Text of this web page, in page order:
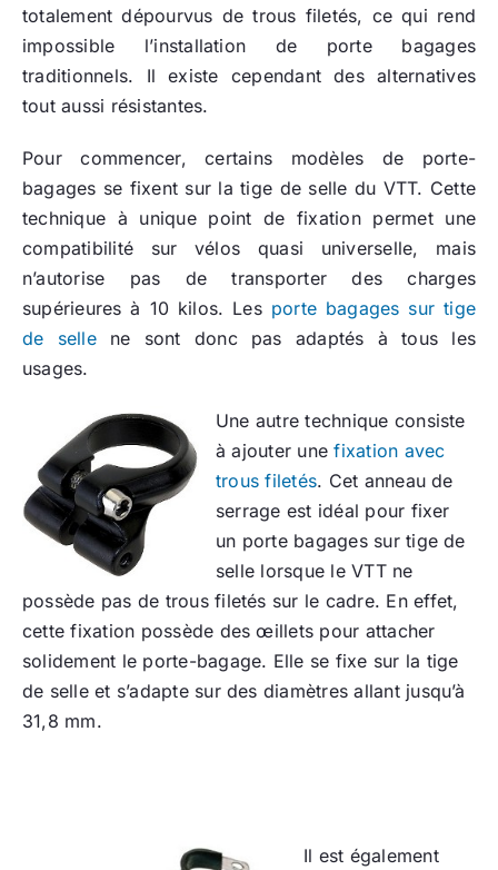
totalement dépourvus de trous filetés, ce qui rend
impossible l’installation de porte bagages
traditionnels. Il existe cependant des alternatives
tout aussi résistantes.
Pour commencer, certains modèles de porte-
bagages se fixent sur la tige de selle du VTT. Cette
technique à unique point de fixation permet une
compatibilité sur vélos quasi universelle, mais
n’autorise pas de transporter des charges
supérieures à 10 kilos. Lesporte bagages sur tige
de sellene sont donc pas adaptés à tous les
usages.
Une autre technique consiste
à ajouter unefixation avec
trous filetés. Cet anneau de
serrage est idéal pour fixer
un porte bagages sur tige de
selle lorsque le VTT ne
possède pas de trous filetés sur le cadre. En effet,
cette fixation possède des œillets pour attacher
solidement le porte-bagage. Elle se fixe sur la tige
de selle et s’adapte sur des diamètres allant jusqu’à
31,8 mm.
Il est également